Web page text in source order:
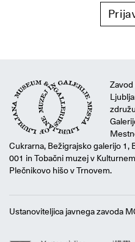
Cukrarna, Bežigrajsko galerijo 1,
001 in Tobačni muzej v
Plečnikovo hišo v Trnovem.
Ustanoviteljica javnega zavoda